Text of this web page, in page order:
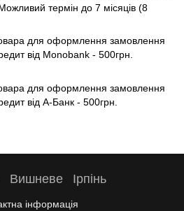
термін до 7 місяців (8
для оформлення замовлення
від Monobank - 500грн.
для оформлення замовлення
від А-Банк - 500грн.
Вишневе Ірпінь
інформація